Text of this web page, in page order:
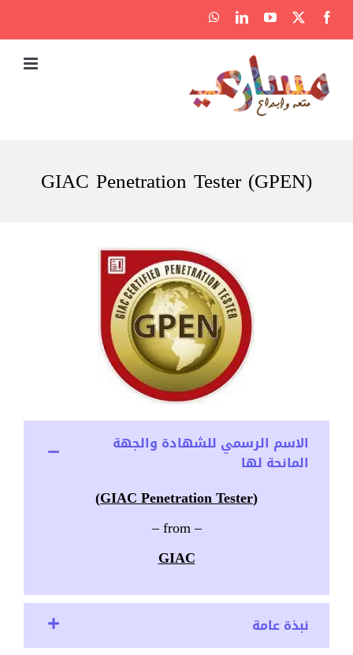
to
content
Facebook
X
YouTube
LinkedIn
WhatsApp
GIAC Penetration Tester (GPEN)
الاسم الرسمي للشهادة والجهة
المانحة لها
(GIAC Penetration Tester)
– from –
GIAC
نبذة عامة